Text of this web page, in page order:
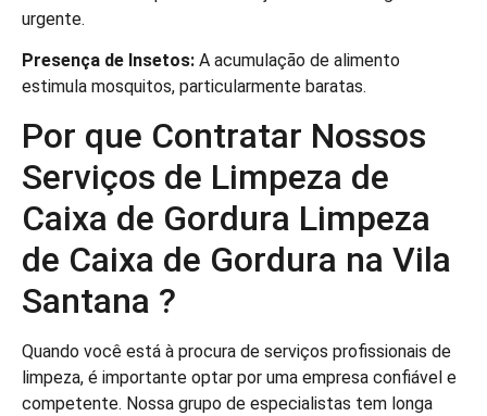
urgente.
Presença de Insetos: A acumulação de alimento
estimula mosquitos, particularmente baratas.
Por que Contratar Nossos
Serviços de Limpeza de
Caixa de Gordura Limpeza
de Caixa de Gordura na Vila
Santana ?
Quando você está à procura de serviços profissionais de
limpeza, é importante optar por uma empresa confiável e
competente. Nossa grupo de especialistas tem longa